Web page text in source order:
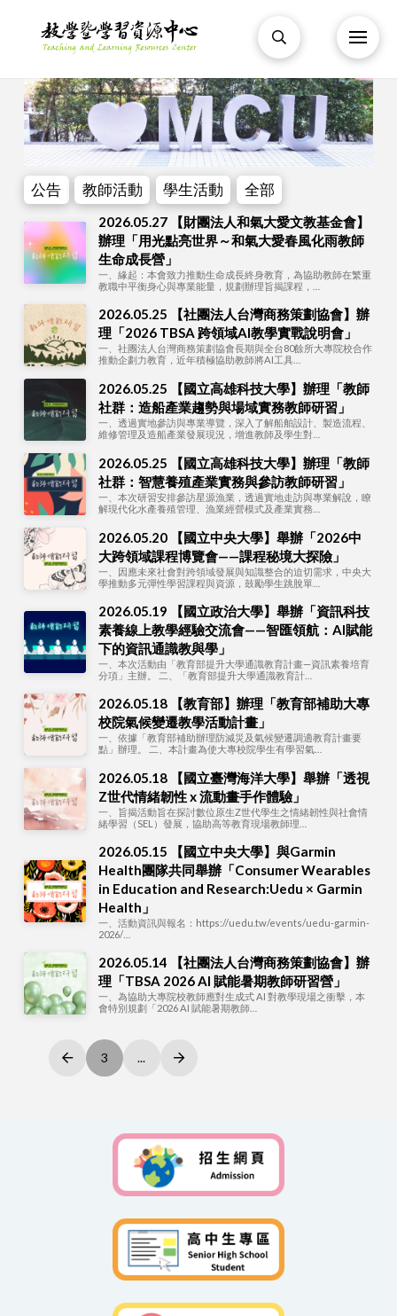
公告 教師活動 學生活動 全部
2026.05.27 【財團法人和氣大愛文教基金會】
辦理「用光點亮世界～和氣大愛春風化雨教師
生命成長營」
一、緣起：本會致力推動生命成長終身教育，為協助教師在繁重
教職中平衡身心與專業能量，規劃辦理旨揭課程，…
2026.05.25 【社團法人台灣商務策劃協會】辦
理「2026 TBSA 跨領域AI教學實戰說明會」
一、社團法人台灣商務策劃協會長期與全台80餘所大專院校合作
推動企劃力教育，近年積極協助教師將AI工具…
2026.05.25 【國立高雄科技大學】辦理「教師
社群：造船產業趨勢與場域實務教師研習」
一、透過實地參訪與專業導覽，深入了解船舶設計、製造流程、
維修管理及造船產業發展現況，增進教師及學生對…
2026.05.25 【國立高雄科技大學】辦理「教師
社群：智慧養殖產業實務與參訪教師研習」
一、本次研習安排參訪星源漁業，透過實地走訪與專業解說，瞭
解現代化水產養殖管理、漁業經營模式及產業實務…
2026.05.20 【國立中央大學】舉辦「2026中
大跨領域課程博覽會——課程秘境大探險」
一、因應未來社會對跨領域發展與知識整合的迫切需求，中央大
學推動多元彈性學習課程與資源，鼓勵學生跳脫單…
2026.05.19 【國立政治大學】舉辦「資訊科技
素養線上教學經驗交流會——智匯領航：AI賦能
下的資訊通識教與學」
一、本次活動由「教育部提升大學通識教育計畫—資訊素養培育
分項」主辦。 二、「教育部提升大學通識教育計…
2026.05.18 【教育部】辦理「教育部補助大專
校院氣候變遷教學活動計畫」
一、依據「教育部補助辦理防減災及氣候變遷調適教育計畫要
點」辦理。 二、本計畫為使大專校院學生有學習氣…
2026.05.18 【國立臺灣海洋大學】舉辦「透視
Z世代情緒韌性 x 流動畫手作體驗」
一、旨揭活動旨在探討數位原生Z世代學生之情緒韌性與社會情
緒學習（SEL）發展，協助高等教育現場教師理…
2026.05.15 【國立中央大學】與Garmin
Health團隊共同舉辦「Consumer Wearables
in Education and Research:Uedu × Garmin
Health」
一、活動資訊與報名：https://uedu.tw/events/uedu-garmin-
2026/…
2026.05.14 【社團法人台灣商務策劃協會】辦
理「TBSA 2026 AI 賦能暑期教師研習營」
一、為協助大專院校教師應對生成式 AI 對教學現場之衝擊，本
會特別規劃「2026 AI 賦能暑期教師…
Prev 3 ... Next